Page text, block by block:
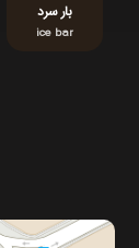
بار سرد
ice bar